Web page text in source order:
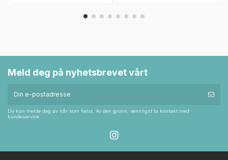
Meld deg på nyhetsbrevet vårt
Du kan melde deg av når som helst. Av den grunn, vennligst ta kontakt med
kundeservice